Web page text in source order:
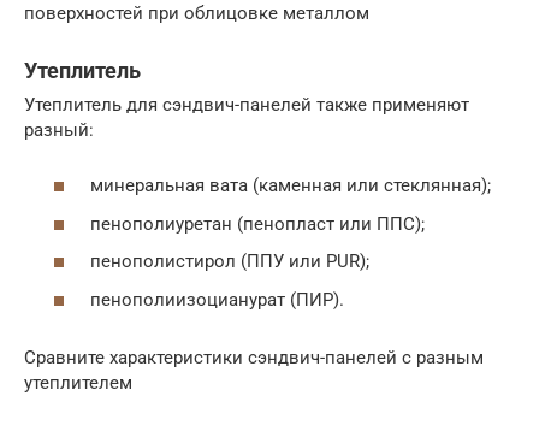
поверхностей при облицовке металлом
Утеплитель
Утеплитель для сэндвич-панелей также применяют
разный:
минеральная вата (каменная или стеклянная);
пенополиуретан (пенопласт или ППС);
пенополистирол (ППУ или PUR);
пенополиизоцианурат (ПИР).
Сравните характеристики сэндвич-панелей с разным
утеплителем